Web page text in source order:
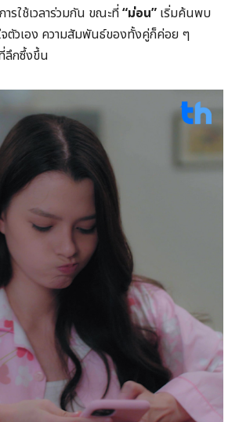
ารใช้เวลาร่วมกัน ขณะที่“ม่อน” เริ่มค้นพบ
จตัวเอง ความสัมพันธ์ของทั้งคู่ก็ค่อย ๆ
ลึกซึ้งขึ้น